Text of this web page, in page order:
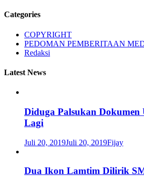
Categories
COPYRIGHT
PEDOMAN PEMBERITAAN
Redaksi
Latest News
Diduga Palsukan
Lagi
Juli 20, 2019Juli 20, 2019Fijay
Dua Ikon Lamtim Dilirik